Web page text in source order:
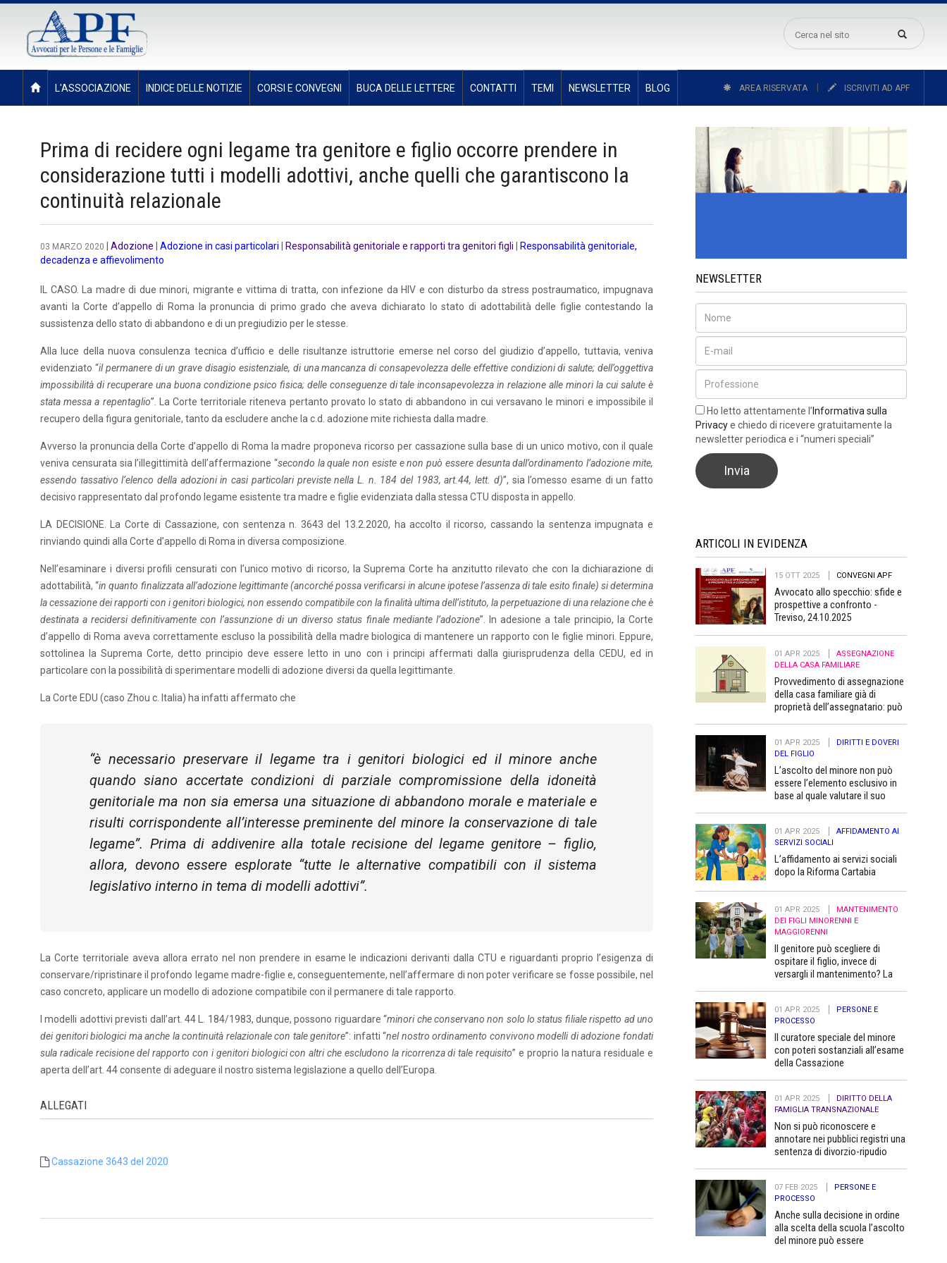
L'ASSOCIAZIONE INDICE DELLE NOTIZIE CORSI E CONVEGNI BUCA DELLE LETTERE CONTATTI TEMI NEWSLETTER BLOG AREA RISERVATA ISCRIVITI AD APF
Prima di recidere ogni legame tra genitore e figlio occorre prendere in
considerazione tutti i modelli adottivi, anche quelli che garantiscono la
continuità relazionale
03 MARZO 2020 Adozione Adozione in casi particolari Responsabilità genitoriale e rapporti tra genitori figli
Responsabilità genitoriale,
decadenza e affievolimento
IL CASO. La madre di due minori, migrante e vittima di tratta, con infezione da HIV e con disturbo da stress postraumatico, impugnava
avanti la Corte d’appello di Roma la pronuncia di primo grado che aveva dichiarato lo stato di adottabilità delle figlie contestando la
sussistenza dello stato di abbandono e di un pregiudizio per le stesse.
Alla luce della nuova consulenza tecnica d’ufficio e delle risultanze istruttorie emerse nel corso del giudizio d’appello, tuttavia, veniva
evidenziato “il permanere di un grave disagio esistenziale, di una mancanza di consapevolezza delle effettive condizioni di salute; dell’oggettiva
impossibilità di recuperare una buona condizione psico fisica; delle conseguenze di tale inconsapevolezza in relazione alle minori la cui salute è
stata messa a repentaglio”. La Corte territoriale riteneva pertanto provato lo stato di abbandono in cui versavano le minori e impossibile il
recupero della figura genitoriale, tanto da escludere anche la c.d. adozione mite richiesta dalla madre.
Avverso la pronuncia della Corte d’appello di Roma la madre proponeva ricorso per cassazione sulla base di un unico motivo, con il quale
veniva censurata sia l’illegittimità dell’affermazione “secondo la quale non esiste e non può essere desunta dall’ordinamento l’adozione mite,
essendo tassativo l’elenco della adozioni in casi particolari previste nella L. n. 184 del 1983, art.44, lett. d)”, sia l’omesso esame di un fatto
decisivo rappresentato dal profondo legame esistente tra madre e figlie evidenziata dalla stessa CTU disposta in appello.
LA DECISIONE. La Corte di Cassazione, con sentenza n. 3643 del 13.2.2020, ha accolto il ricorso, cassando la sentenza impugnata e
rinviando quindi alla Corte d’appello di Roma in diversa composizione.
Nell’esaminare i diversi profili censurati con l’unico motivo di ricorso, la Suprema Corte ha anzitutto rilevato che con la dichiarazione di
adottabilità, “in quanto finalizzata all’adozione legittimante (ancorché possa verificarsi in alcune ipotese l’assenza di tale esito finale) si determina
la cessazione dei rapporti con i genitori biologici, non essendo compatibile con la finalità ultima dell’istituto, la perpetuazione di una relazione che è
destinata a recidersi definitivamente con l’assunzione di un diverso status finale mediante l’adozione”. In adesione a tale principio, la Corte
d’appello di Roma aveva correttamente escluso la possibilità della madre biologica di mantenere un rapporto con le figlie minori. Eppure,
sottolinea la Suprema Corte, detto principio deve essere letto in uno con i principi affermati dalla giurisprudenza della CEDU, ed in
particolare con la possibilità di sperimentare modelli di adozione diversi da quella legittimante.
La Corte EDU (caso Zhou c. Italia) ha infatti affermato che
“è necessario preservare il legame tra i genitori biologici ed il minore anche
quando siano accertate condizioni di parziale compromissione della idoneità
genitoriale ma non sia emersa una situazione di abbandono morale e materiale e
risulti corrispondente all’interesse preminente del minore la conservazione di tale
legame”. Prima di addivenire alla totale recisione del legame genitore – figlio,
allora, devono essere esplorate “tutte le alternative compatibili con il sistema
legislativo interno in tema di modelli adottivi”.
La Corte territoriale aveva allora errato nel non prendere in esame le indicazioni derivanti dalla CTU e riguardanti proprio l’esigenza di
conservare/ripristinare il profondo legame madre-figlie e, conseguentemente, nell’affermare di non poter verificare se fosse possibile, nel
caso concreto, applicare un modello di adozione compatibile con il permanere di tale rapporto.
I modelli adottivi previsti dall’art. 44 L. 184/1983, dunque, possono riguardare “minori che conservano non solo lo status filiale rispetto ad uno
dei genitori biologici ma anche la continuità relazionale con tale genitore”: infatti “nel nostro ordinamento convivono modelli di adozione fondati
sula radicale recisione del rapporto con i genitori biologici con altri che escludono la ricorrenza di tale requisito” e proprio la natura residuale e
aperta dell’art. 44 consente di adeguare il nostro sistema legislazione a quello dell’Europa.
ALLEGATI
Cassazione 3643 del 2020
NEWSLETTER
Ho letto attentamente l’ Informativa sulla
Privacye chiedo di ricevere gratuitamente la
newsletter periodica e i “numeri speciali”
ARTICOLI IN EVIDENZA
15 OTT 2025 CONVEGNI APF
Avvocato allo specchio: sfide e
prospettive a confronto -
Treviso, 24.10.2025
01 APR 2025
ASSEGNAZIONE
DELLA CASA FAMILIARE
Provvedimento di assegnazione
della casa familiare già di
proprietà dell’assegnatario: può
01 APR 2025
DIRITTI E DOVERI
DEL FIGLIO
L’ascolto del minore non può
essere l’elemento esclusivo in
base al quale valutare il suo
01 APR 2025
AFFIDAMENTO AI
SERVIZI SOCIALI
L’affidamento ai servizi sociali
dopo la Riforma Cartabia
01 APR 2025
MANTENIMENTO
DEI FIGLI MINORENNI E
MAGGIORENNI
Il genitore può scegliere di
ospitare il figlio, invece di
versargli il mantenimento? La
01 APR 2025
PERSONE E
PROCESSO
Il curatore speciale del minore
con poteri sostanziali all’esame
della Cassazione
01 APR 2025
DIRITTO DELLA
FAMIGLIA TRANSNAZIONALE
Non si può riconoscere e
annotare nei pubblici registri una
sentenza di divorzio-ripudio
pubblico
07 FEB 2025
PERSONE E
PROCESSO
Anche sulla decisione in ordine
alla scelta della scuola l’ascolto
del minore può essere